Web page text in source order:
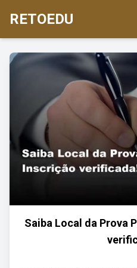
RETOEDU
Saiba Local da Prova